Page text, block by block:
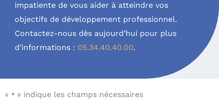
impatiente de vous aider à atteindre vos
objectifs de développement professionnel.
Contactez-nous dès aujourd’hui pour plus
d’informations : 05.34.40.40.00.
« * » indique les champs nécessaires